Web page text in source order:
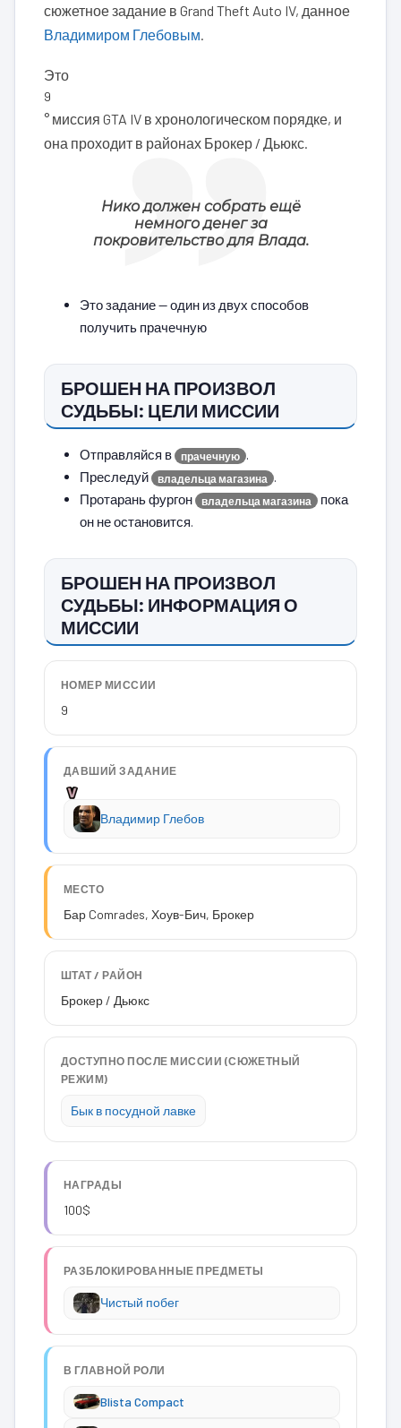
сюжетное задание в Grand Theft Auto IV, данное
Владимиром Глебовым
Это
9
° миссия GTA IV в хронологическом порядке, и
она проходит в районах Брокер / Дьюкс.
Нико должен собрать ещё
немного денег за
покровительство для Влада.
Это задание — один из двух способов
получить прачечную
БРОШЕН НА ПРОИЗВОЛ
СУДЬБЫ: ЦЕЛИ МИССИИ
Отправляйся в прачечную
Преследуй
владельца магазина
Протарань фургон
владельца магазина
пока
он не остановится.
БРОШЕН НА ПРОИЗВОЛ
СУДЬБЫ: ИНФОРМАЦИЯ О
МИССИИ
НОМЕР МИССИИ
9
ДАВШИЙ ЗАДАНИЕ
Владимир Глебов
МЕСТО
Бар Comrades, Хоув-Бич, Брокер
ШТАТ / РАЙОН
Брокер / Дьюкс
ДОСТУПНО ПОСЛЕ МИССИИ (СЮЖЕТНЫЙ
РЕЖИМ)
Бык в посудной лавке
НАГРАДЫ
100$
РАЗБЛОКИРОВАННЫЕ ПРЕДМЕТЫ
Чистый побег
В ГЛАВНОЙ РОЛИ
Blista Compact